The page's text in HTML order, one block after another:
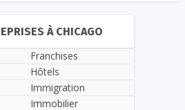
À CHICAGO
Franchises
Hôtels
Immigration
Immobilier